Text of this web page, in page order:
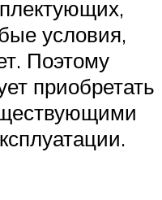
условия,
Поэтому
приобретать